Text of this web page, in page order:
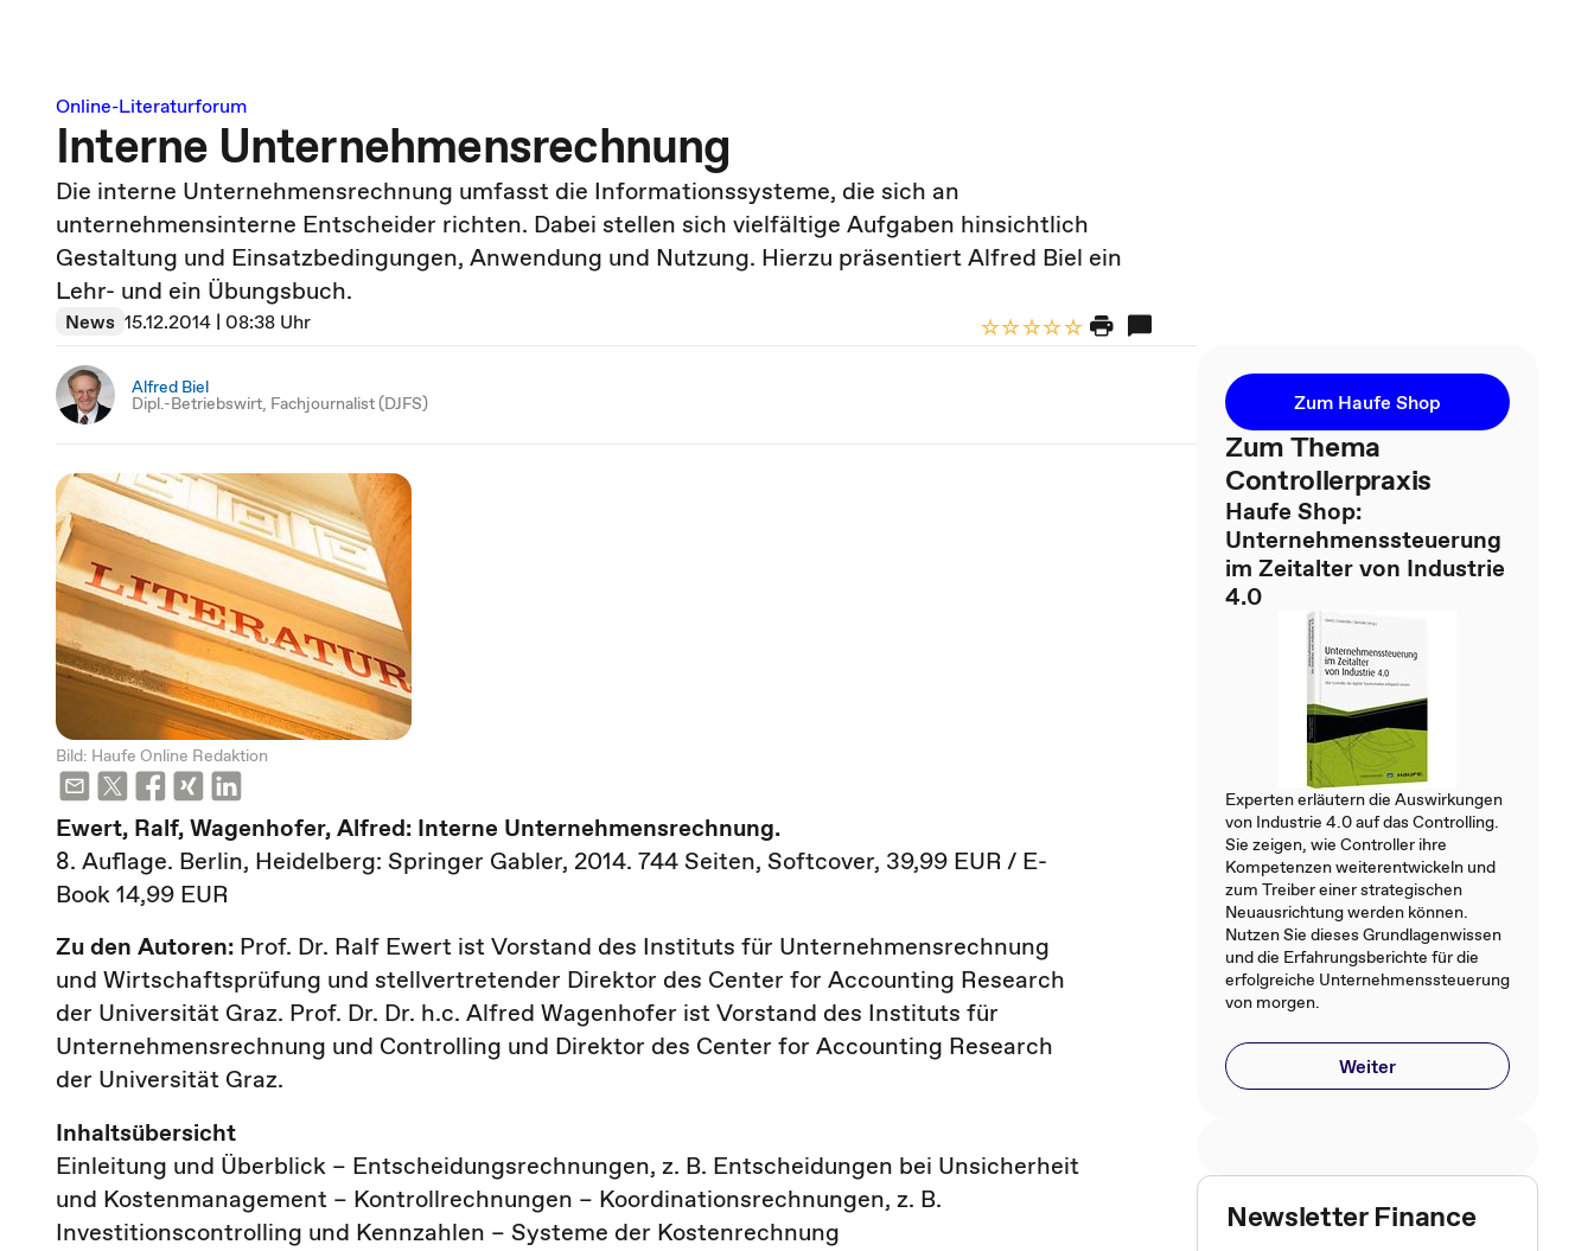
Online-Literaturforum
Interne Unternehmensrechnung
Die interne Unternehmensrechnung umfasst die Informationssysteme, die sich an
unternehmensinterne Entscheider richten. Dabei stellen sich vielfältige Aufgaben hinsichtlich
Gestaltung und Einsatzbedingungen, Anwendung und Nutzung. Hierzu präsentiert Alfred Biel ein
Lehr- und ein Übungsbuch.
News 15.12.2014 | 08:38 Uhr
Alfred Biel
Dipl.-Betriebswirt, Fachjournalist (DJFS)
Bild: Haufe Online Redaktion
Ewert, Ralf, Wagenhofer, Alfred: Interne Unternehmensrechnung.
8. Auflage. Berlin, Heidelberg: Springer Gabler, 2014. 744 Seiten, Softcover, 39,99 EUR / E-
Book 14,99 EUR
Zu den Autoren: Prof. Dr. Ralf Ewert ist Vorstand des Instituts für Unternehmensrechnung
und Wirtschaftsprüfung und stellvertretender Direktor des Center for Accounting Research
der Universität Graz. Prof. Dr. Dr. h.c. Alfred Wagenhofer ist Vorstand des Instituts für
Unternehmensrechnung und Controlling und Direktor des Center for Accounting Research
der Universität Graz.
Inhaltsübersicht
Einleitung und Überblick – Entscheidungsrechnungen, z. B. Entscheidungen bei Unsicherheit
und Kostenmanagement – Kontrollrechnungen – Koordinationsrechnungen, z. B.
Investitionscontrolling und Kennzahlen – Systeme der Kostenrechnung
Zum Haufe Shop
Zum Thema
Controllerpraxis
Haufe Shop:
Unternehmenssteuerung
im Zeitalter von Industrie
4.0
Experten erläutern die Auswirkungen
von Industrie 4.0 auf das Controlling.
Sie zeigen, wie Controller ihre
Kompetenzen weiterentwickeln und
zum Treiber einer strategischen
Neuausrichtung werden können.
Nutzen Sie dieses Grundlagenwissen
und die Erfahrungsberichte für die
erfolgreiche Unternehmenssteuerung
von morgen.
Weiter
Newsletter Finance